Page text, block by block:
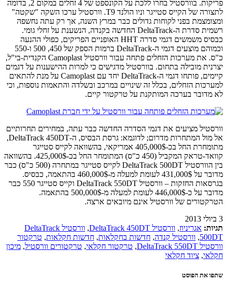
פריקות. בוורסטיל בחרו ללכת על הקונספט של 4 זחלים במקום 2, בדומה
לתצורה של הקייס סטייגר וניו הולנד T9. וורסטיל ערכו השקה "שקטה"
ומצומצמת בפני לקוחות גדולים כבר במרץ השנה, אך רק עתה נחשפה
רשמית סדרת ה-DeltaTrack החדשה בקנדה, הנשענת על זחלי גומי.
כבסיס משמשים דגמי סדרה HHT האופניים הפריקים, כפולי ההנעה
וכמוהם מוצעים דגמי ה-DeltaTrack ברמות הספק של 450, 500 ו-550
כ"ס. את מערכות הזחלים פתחה עבור וורסטיל Camoplast הקנדית-בי"ל,
יצרנית מובילה בתחום. בוורסטיל מדגישים כי למרות ההישענות על דגמים
קיימים, פותחו דגמי ה-DeltaTrack יחד עם Camoplast על מנת להתאים
למערכות הזחלים, בכלל זה שינויים במרכב ובשלדה והתאמות נוספות, וכי
לא מדובר בערכה המותקנת על טרקטור קיים.
וורסטיל מציעים את דגמי הסדרה החדשה כבר עתה, במחירים תחרותיים
אל מול המתחרות מדרום; לדוגמא: גרסת הבסיס, ה-DeltaTrack 450DT,
מתומחרת החל בכ-405,000$ אמריקאי, בהשוואה לקייס סטייגר
קוואד-טראק המקביל (450 כ"ס) המתומחר החל בכ-425,000$. בהשוואה
בין הוורסטיל DeltaTrack 500DT לקייס סטייגר במתחרה (500 כ"ס) כבר
מדובר על 431,000$ לעומת למעלה מ-460,000$ בהתאמה, כבסיס.
בגרסאות החזקות – וורסטיל DeltaTrack 550DT וקייס סטייגר 550 כבר
מדובר על כ-446,000$ לעומת למעלה מ-500,000$ בהתאמה.
הטרקטורים של וורסטיל אינם מיובאים ארצה.
3 ביולי 2013
תגיות: אגריניוז, וורסטיל DeltaTrack 450DT ,
וורסטיל DeltaTrack
500DT
, וורסטיל קנדה, חדשות בחקלאות, חדשות חקלאות, טרקטור
וורסטיל DeltaTrack 550DT
, טרקטור חקלאי, טרקטורים וורסטיל, מיכון
חקלאי, ציוד חקלאי
שתפו את הפוסט